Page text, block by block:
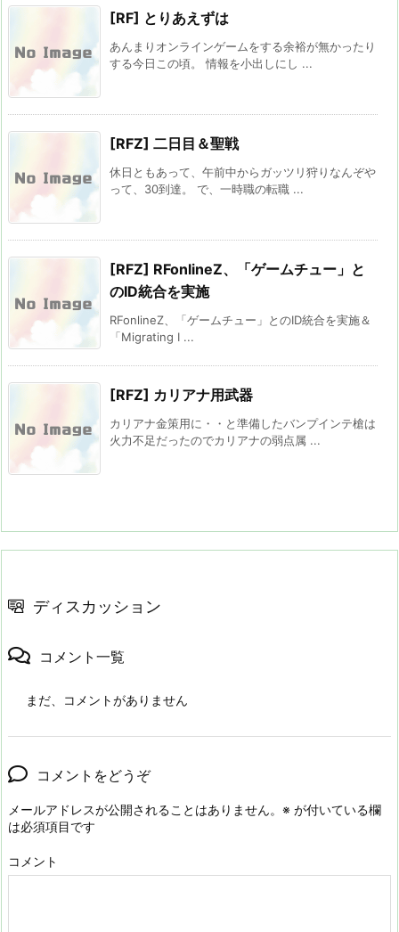
[RF] とりあえずは
あんまりオンラインゲームをする余裕が無かったり
する今日この頃。 情報を小出しにし ...
[RFZ] 二日目＆聖戦
休日ともあって、午前中からガッツリ狩りなんぞや
って、30到達。 で、一時職の転職 ...
[RFZ] RFonlineZ、「ゲームチュー」と
のID統合を実施
RFonlineZ、「ゲームチュー」とのID統合を実施＆
「Migrating I ...
[RFZ] カリアナ用武器
カリアナ金策用に・・と準備したバンプインテ槍は
火力不足だったのでカリアナの弱点属 ...
ディスカッション
コメント一覧
まだ、コメントがありません
コメントをどうぞ
メールアドレスが公開されることはありません。 ※ が付いている欄
は必須項目です
コメント